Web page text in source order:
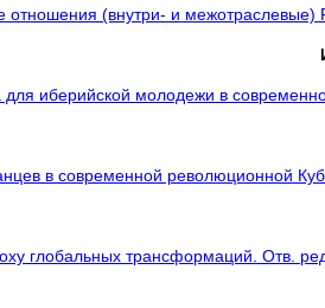
отношения (внутри- и
для иберийской молодежи в
в современной революционной
глобальных трансформаций. Отв.